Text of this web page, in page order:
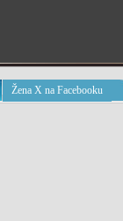
Žena X na Facebooku